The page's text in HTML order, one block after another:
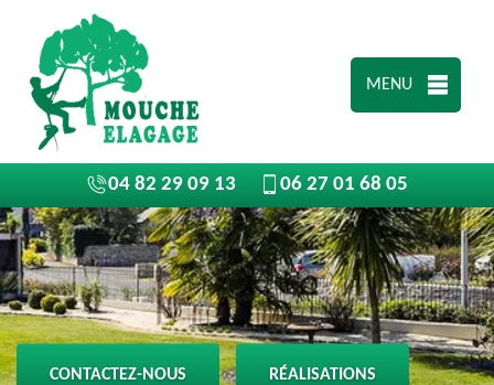
MENU
04 82 29 09 13 06 27 01 68 05
CONTACTEZ-NOUS RÉALISATIONS